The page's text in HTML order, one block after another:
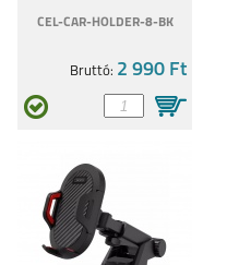
CEL-CAR-HOLDER-8-BK
Bruttó: 2 990 Ft